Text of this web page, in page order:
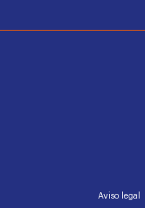
Aviso legal